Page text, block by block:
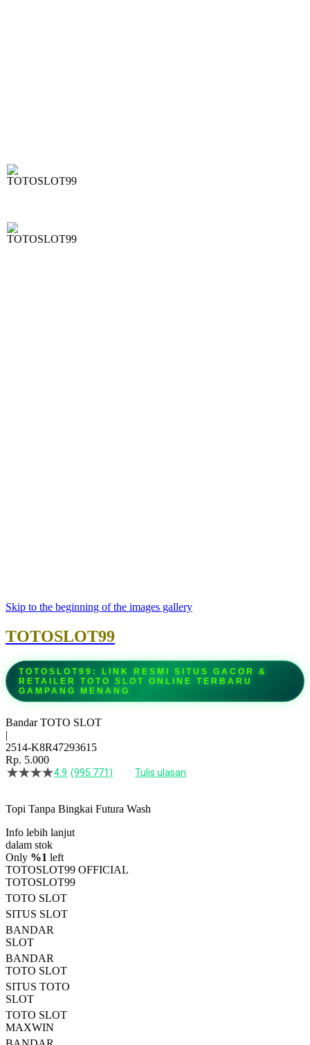
Skip to the beginning of the images gallery
TOTOSLOT99
TOTOSLOT99: LINK RESMI SITUS GACOR &
RETAILER TOTO SLOT ONLINE TERBARU
GAMPANG MENANG
Bandar TOTO SLOT
|
2514-K8R47293615
Rp. 5.000
4.5
bintang,
rating
rata-
rata.
Read
13
Reviews.
Tautan
halaman
yang
sama.
4.9 (995.771) Tulis ulasan
Topi Tanpa Bingkai Futura Wash
Info lebih lanjut
dalam stok
Only %1 left
TOTOSLOT99 OFFICIAL
TOTOSLOT99
TOTO SLOT
SITUS SLOT
BANDAR
SLOT
BANDAR
TOTO SLOT
SITUS TOTO
SLOT
TOTO SLOT
MAXWIN